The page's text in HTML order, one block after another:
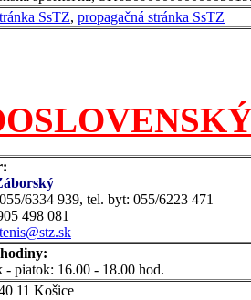
SsTZ, propagačná stránka SsTZ
6334 939, tel. byt: 055/6223 471
498 081
- piatok: 16.00 - 18.00 hod.
11 Košice